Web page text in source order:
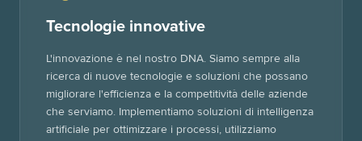
Tecnologie innovative
L'innovazione è nel nostro DNA. Siamo sempre alla
ricerca di nuove tecnologie e soluzioni che possano
migliorare l'efficienza e la competitività delle aziende
che serviamo. Implementiamo soluzioni di intelligenza
artificiale per ottimizzare i processi, utilizziamo